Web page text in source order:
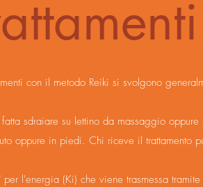
con il metodo Reiki si svolgono
sdraiare su lettino da massaggio
oppure in piedi. Chi riceve il trattamento
per l'energia (Ki) che viene trasmessa